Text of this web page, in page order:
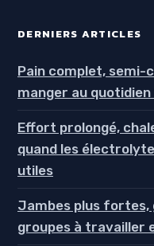
DERNIERS ARTICLES
Pain complet, semi-
manger au quotidien
Effort prolongé,
quand les
utiles
Jambes plus fortes,
groupes à travailler